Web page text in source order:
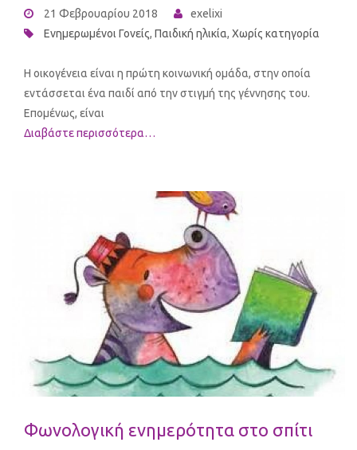
21 Φεβρουαρίου 2018
exelixi
Ενημερωμένοι Γονείς, Παιδική ηλικία, Χωρίς κατηγορία
Η οικογένεια είναι η πρώτη κοινωνική ομάδα, στην οποία
εντάσσεται ένα παιδί από την στιγμή της γέννησης του.
Επομένως, είναι
Διαβάστε περισσότερα…
Φωνολογική ενημερότητα στο σπίτι